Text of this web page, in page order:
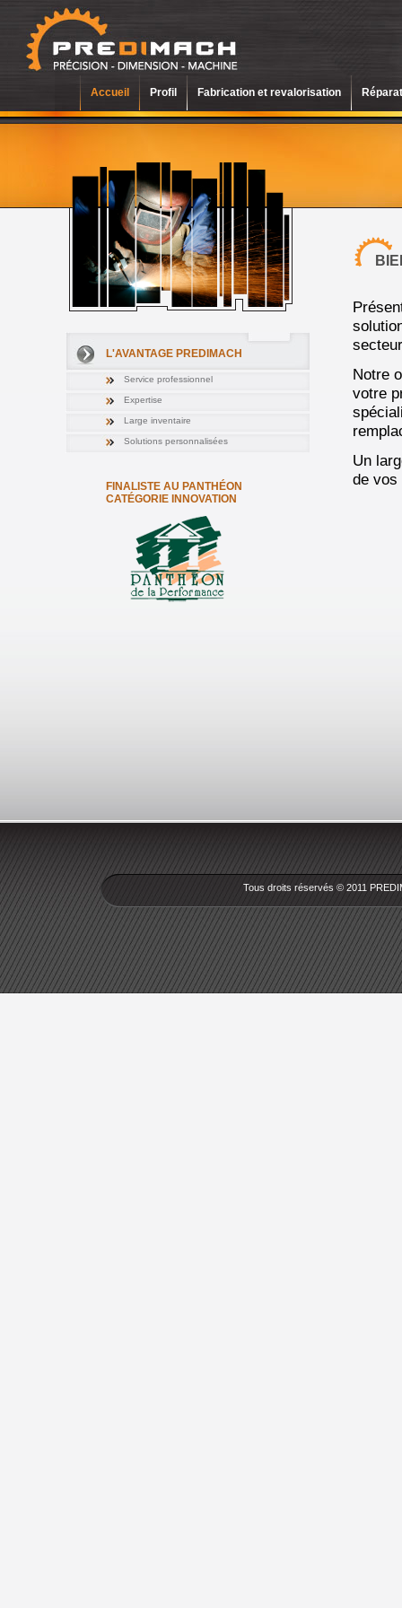
Accueil Profil Fabrication et revalorisation
L'AVANTAGE PREDIMACH
Service professionnel
Expertise
Large inventaire
Solutions personnalisées
FINALISTE AU PANTHÉON
CATÉGORIE INNOVATION
Notre
votre
Un
de vos
Tous droits réservés © 2011